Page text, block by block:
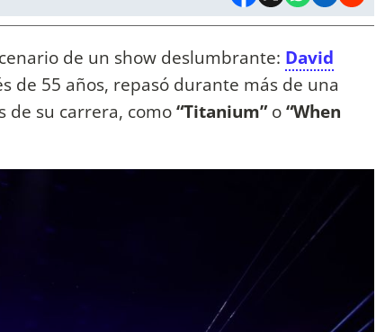
de un show deslumbrante: David
de 55 años, repasó durante más de una
de su carrera, como“Titanium”o“When